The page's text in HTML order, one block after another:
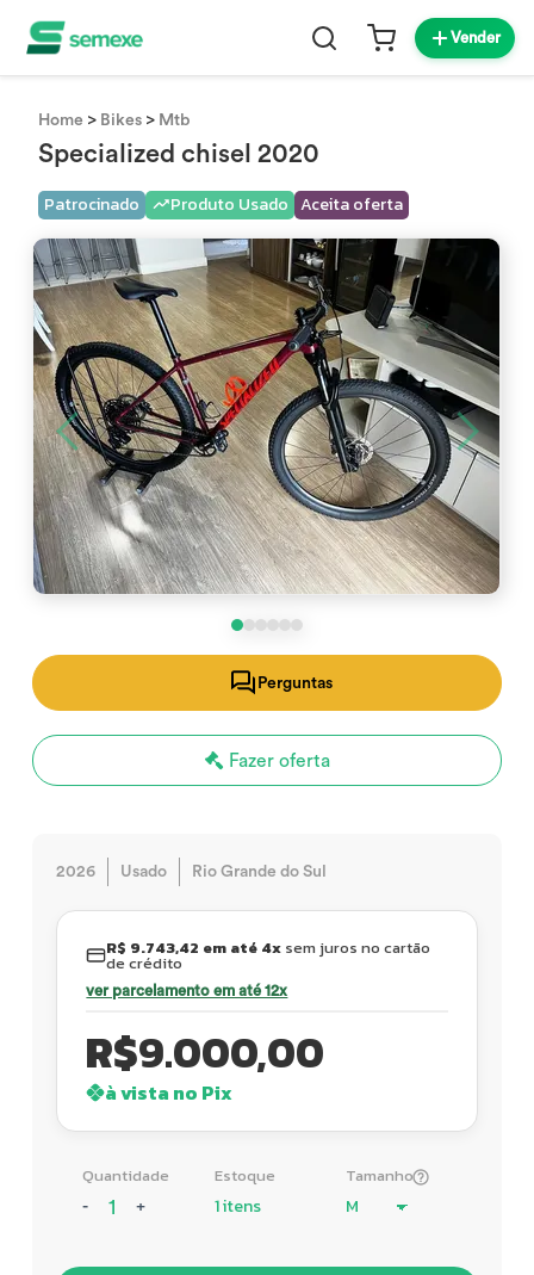
Vender
Home > Bikes > Mtb
Specialized chisel 2020
Patrocinado Produto Usado Aceita oferta
Perguntas
Fazer oferta
2026 Usado Rio Grande do Sul
R$ 9.743,42 em até 4x sem juros no cartão
de crédito
ver parcelamento em até 12x
R$9.000,00
à vista no Pix
Quantidade
- +
Estoque
1 itens
Tamanho